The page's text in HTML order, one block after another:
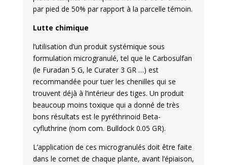
par pied de 50% par rapport à la parcelle témoin.
Lutte chimique
l’utilisation d’un produit systémique sous
formulation microgranulé, tel que le Carbosulfan
(le Furadan 5 G, le Curater 3 GR …) est
recommandée pour tuer les chenilles qui se
trouvent déjà à l’intérieur des tiges. Un produit
beaucoup moins toxique qui a donné de très
bons résultats est le pyréthrinoid Beta-
cyfluthrine (nom com. Bulldock 0.05 GR).
L’application de ces microgranulés doit être faite
dans le cornet de chaque plante, avant l’épiaison,